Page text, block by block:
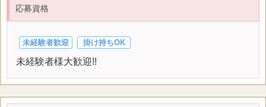
応募資格
未経験者歓迎 掛け持ちOK
未経験者様大歓迎!!